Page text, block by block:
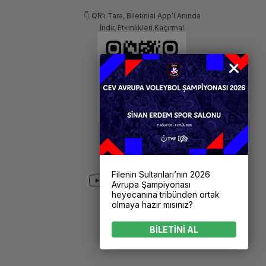
👇 QR'ı Tara, Biletinial App'i Anında
İndir, Etkinlikleri Kaçırma!
Filenin Sultanları’nın 2026
Avrupa Şampiyonası
heyecanına tribünden ortak
olmaya hazır mısınız?
BİLETİNİ AL